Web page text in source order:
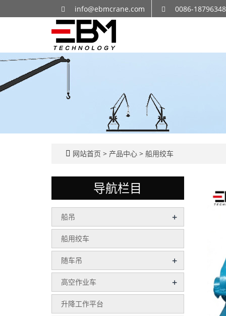
info@ebmcrane.com 0086-
网站首页 > 产品中心 > 船用绞车
导航栏目
船吊 +
船用绞车
随车吊 +
高空作业车 +
升降工作平台